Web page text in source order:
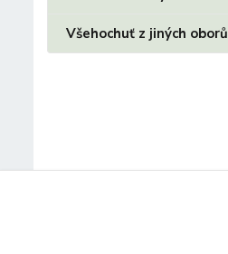
Všehochuť z jiných oborů